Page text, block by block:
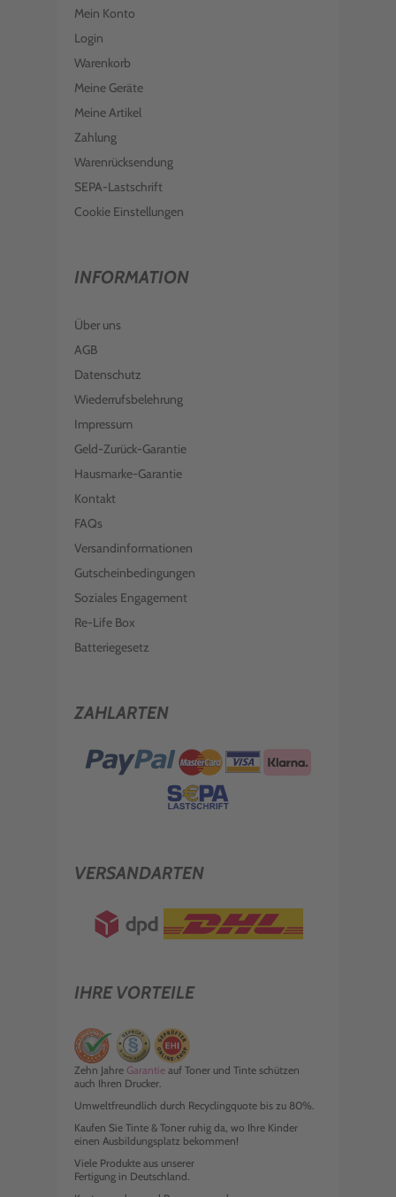
Mein Konto
Login
Warenkorb
Meine Geräte
Meine Artikel
Zahlung
Warenrücksendung
SEPA-Lastschrift
Cookie Einstellungen
INFORMATION
Über uns
AGB
Datenschutz
Wiederrufsbelehrung
Impressum
Geld-Zurück-Garantie
Hausmarke-Garantie
Kontakt
FAQs
Versandinformationen
Gutscheinbedingungen
Soziales Engagement
Re-Life Box
Batteriegesetz
ZAHLARTEN
VERSANDARTEN
IHRE VORTEILE
Zehn Jahre Garantie auf Toner und Tinte schützen
auch Ihren Drucker.
Umweltfreundlich durch Recyclingquote bis zu 80%.
Kaufen Sie Tinte & Toner ruhig da, wo Ihre Kinder
einen Ausbildungsplatz bekommen!
Viele Produkte aus unserer
Fertigung in Deutschland.